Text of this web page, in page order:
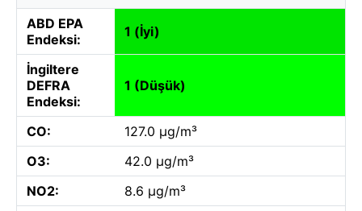
ABD EPA
Endeksi:
1 (İyi)
İngiltere
DEFRA
Endeksi:
1 (Düşük)
CO:
127.0 µg/m³
O3:
42.0 µg/m³
NO2:
8.6 µg/m³